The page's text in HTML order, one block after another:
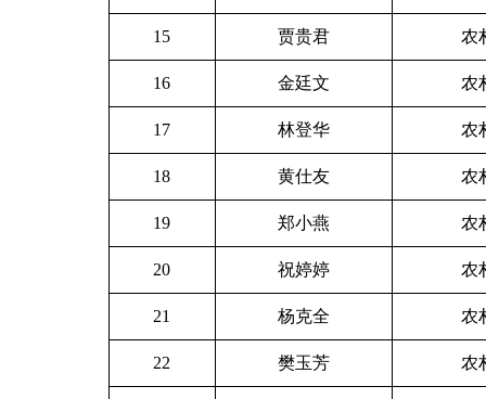
15 贾贵君 农
16 金廷文 农
17 林登华 农
18 黄仕友 农
19 郑小燕 农
20 祝婷婷 农
21 杨克全 农
22 樊玉芳 农